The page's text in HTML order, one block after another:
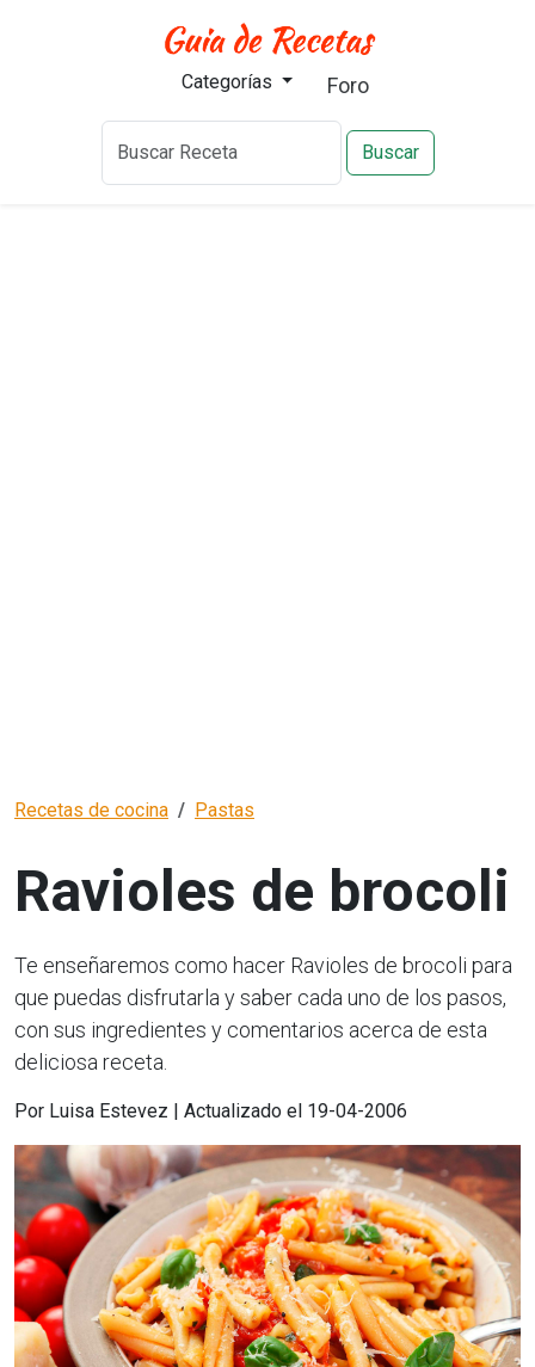
Categorías Foro
Buscar
Recetas de cocina Pastas
Ravioles de brocoli
Te enseñaremos como hacer Ravioles de brocoli para
que puedas disfrutarla y saber cada uno de los pasos,
con sus ingredientes y comentarios acerca de esta
deliciosa receta.
Por Luisa Estevez | Actualizado el 19-04-2006